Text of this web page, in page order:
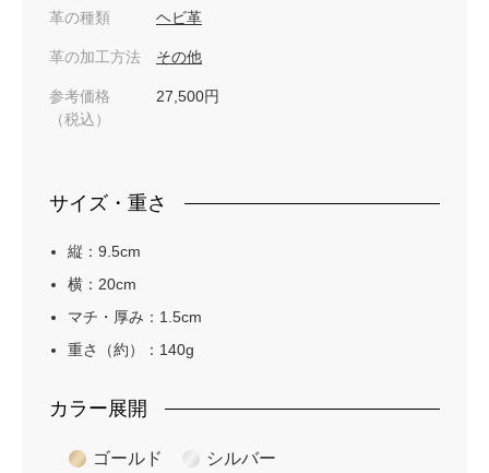
革の種類 ヘビ革
革の加工方法 その他
参考価格
（税込）
27,500円
サイズ・重さ
縦：9.5cm
横：20cm
マチ・厚み：1.5cm
重さ（約）：140g
カラー展開
ゴールド シルバー